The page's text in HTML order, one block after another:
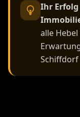
Ihr
alle